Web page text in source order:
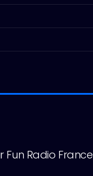
Fun Radio France